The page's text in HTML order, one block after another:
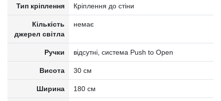
Тип кріплення Кріплення до стіни
Кількість
джерел світла
немає
Ручки відсутні, система Push to Open
Висота 30 см
Ширина 180 см